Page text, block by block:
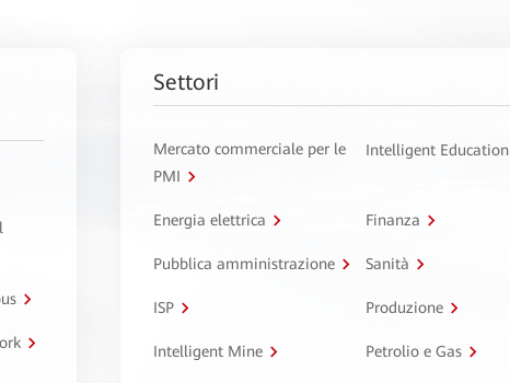
Settori
Mercato commerciale per le
PMI
Intelligent Education
Energia elettrica Finanza
Pubblica amministrazione Sanità
ISP Produzione
Intelligent Mine Petrolio e Gas